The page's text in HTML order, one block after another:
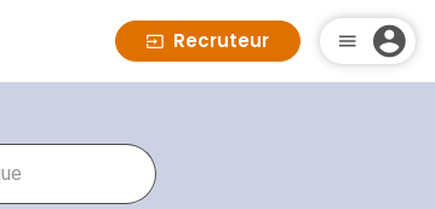
Recruteur